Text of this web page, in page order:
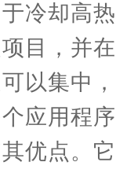
冷却高
目，并
以集中
应用程
优点。